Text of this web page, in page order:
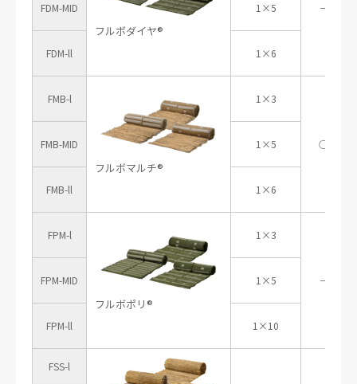
フルボダイヤ®
－
FDM-MID 1×5
FDM-ll 1×6
FMB-l
フルボマルチ®
1×3
○
FMB-MID 1×5
FMB-ll 1×6
FPM-l
フルボポリ®
1×3
－
FPM-MID 1×5
FPM-ll 1×10
FSS-l